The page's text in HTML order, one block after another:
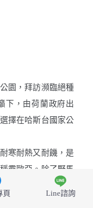
具草原風情、
帶動植物，風
作，最有名的
更是吸引許多
頁 Line諮詢